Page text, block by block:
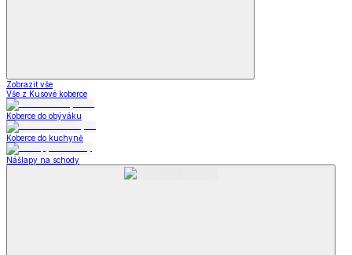
Zobrazit vše
Vše z Kusové koberce
Koberce do obýváku
Koberce do kuchyně
Nášlapy na schody